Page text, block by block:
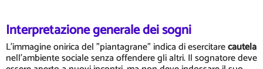
Interpretazione generale dei sogni
L'immagine onirica del "piantagrane" indica di esercitarecautela
nell'ambiente sociale senza offendere gli altri. Il sognatore deve